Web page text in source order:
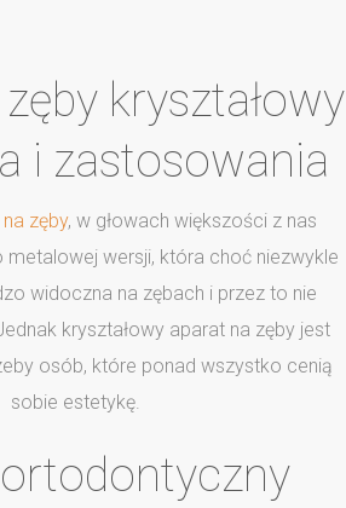
kryształowy
i zastosowania
zęby, w głowach większości z nas
metalowej wersji, która choć niezwykle
widoczna na zębach i przez to nie
kryształowy aparat na zęby jest
osób, które ponad wszystko cenią
sobie estetykę.